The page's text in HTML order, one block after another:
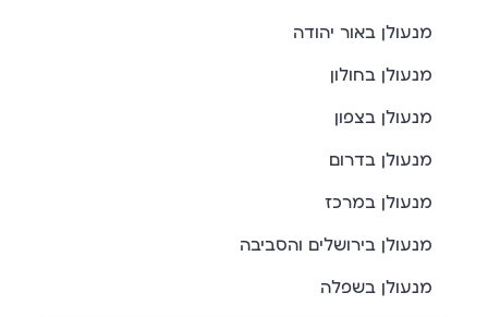
מנעולן באור יהודה
מנעולן בחולון
מנעולן בצפון
מנעולן בדרום
מנעולן במרכז
מנעולן בירושלים והסביבה
מנעולן בשפלה